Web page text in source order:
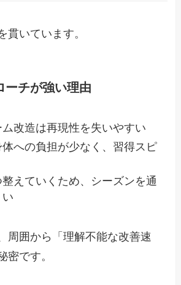
貫いています。
ーチが強い理由
改造は再現性を失いやすい
への負担が少なく、習得スピ
えていくため、シーズンを通
い
周囲から「理解不能な改善速
密です。